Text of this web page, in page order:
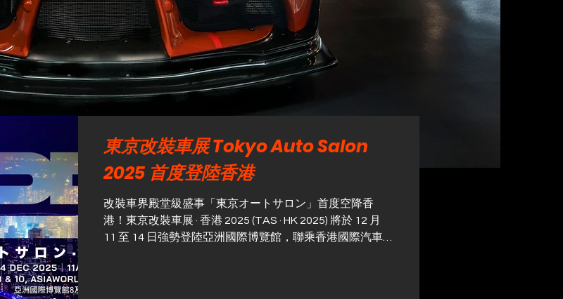
東京改裝車展 Tokyo Auto Salon
2025 首度登陸香港
改裝車界殿堂級盛事「東京オートサロン」首度空降香
港！東京改裝車展 · 香港 2025 (TAS · HK 2025) 將於 12 月
11 至 14 日強勢登陸亞洲國際博覽館，聯乘香港國際汽車博